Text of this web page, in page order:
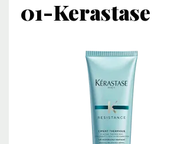
01-Kerastase